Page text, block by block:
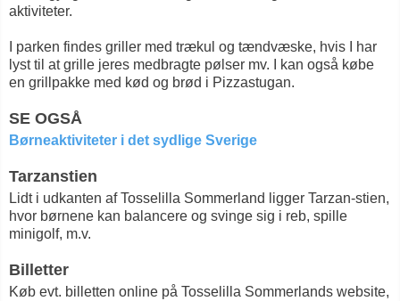
aktiviteter.
I parken findes griller med trækul og tændvæske, hvis I har
lyst til at grille jeres medbragte pølser mv. I kan også købe
en grillpakke med kød og brød i Pizzastugan.
SE OGSÅ
Børneaktiviteter i det sydlige Sverige
Tarzanstien
Lidt i udkanten af Tosselilla Sommerland ligger Tarzan-stien,
hvor børnene kan balancere og svinge sig i reb, spille
minigolf, m.v.
Billetter
Køb evt. billetten online på Tosselilla Sommerlands website,